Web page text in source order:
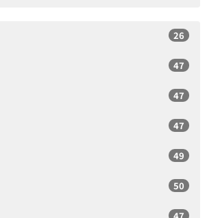
26
47
47
47
49
50
47